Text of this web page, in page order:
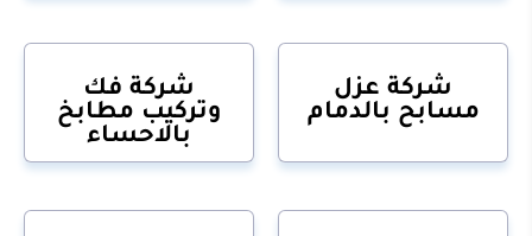
شركة عزل
مسابح بالدمام
شركة فك
وتركيب مطابخ
بالاحساء